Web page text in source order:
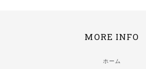
MORE INFO
ホーム